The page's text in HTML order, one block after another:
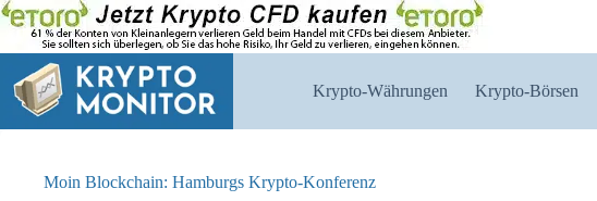
Zum
Inhalt
springen
Krypto-Währungen Krypto-Börsen
Moin Blockchain: Hamburgs Krypto-Konferenz